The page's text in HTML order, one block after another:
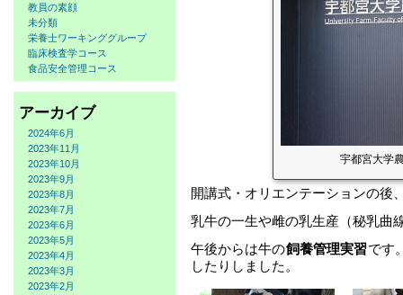
教員の素顔
未分類
栄養士ワーキンググループ
臨床検査学コース
食品安全管理コース
アーカイブ
2024年6月
2023年11月
2023年10月
2023年9月
2023年8月
2023年7月
2023年6月
2023年5月
2023年4月
2023年3月
2023年2月
宇都宮大学
開講式・オリエンテーションの後
乳牛の一生や雌の乳生産（秘乳曲
午後からは牛の飼養管理実習です
したりしました。